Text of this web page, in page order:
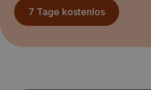
7 Tage kostenlos